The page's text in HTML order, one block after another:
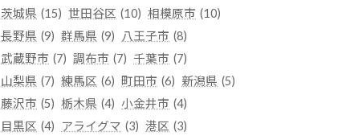
茨城県 (15) 世田谷区 (10) 相模原市 (10)
長野県 (9) 群馬県 (9) 八王子市 (8)
武蔵野市 (7) 調布市 (7) 千葉市 (7)
山梨県 (7) 練馬区 (6) 町田市 (6) 新潟県 (5)
藤沢市 (5) 栃木県 (4) 小金井市 (4)
目黒区 (4) アライグマ (3) 港区 (3)